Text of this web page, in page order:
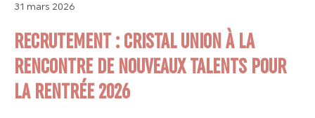
31 mars 2026
RECRUTEMENT : CRISTAL UNION À LA
RENCONTRE DE NOUVEAUX TALENTS POUR
LA RENTRÉE 2026